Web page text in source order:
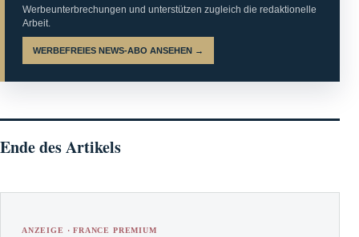
Werbeunterbrechungen und unterstützen zugleich die redaktionelle
Arbeit.
WERBEFREIES NEWS-ABO ANSEHEN →
Ende des Artikels
ANZEIGE · FRANCE PREMIUM